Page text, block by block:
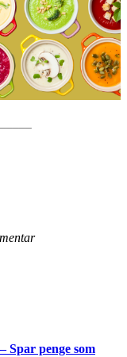
Spar penge som